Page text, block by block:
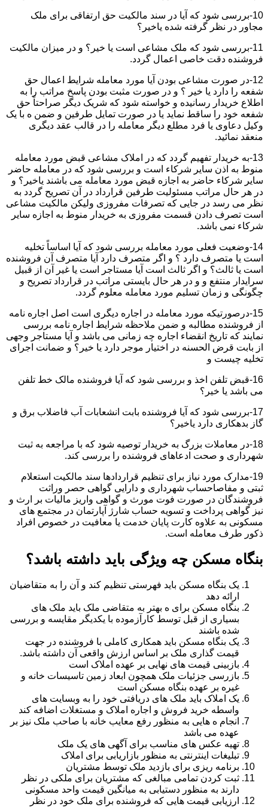
10-بررسی شود که آیا در سند مالکیت حق ارتفاقی برای ملک
مجاور در نظر گرفته شده یاخیر؟
11-بررسی شود که ملک مشاعی است یا خیر؟ و در میزان مالکیت
فروشنده دقت خاصی اعمال گردد.
12-در صورت مشاعی بودن آیا مورد معامله شرایط اعمال حق
شفعه را دارد یا خیر ؟ و در صورت مثبت بودن پاسخ مراتب را به
اطلاع خریدار رسانیده و خواسته شود که شریک دیگر صراحتاً حق
شفعه خود را ساقط نماید یا در صورت تمایل طرفین و ضمن ه با یک
وکیل دعاوی یا فرد مطلع دیگر معامله را در قالب عقد دیگری
منعقد نمائید.
13-به خریدار تفهیم گردد که در املاک مشاعی قبض مورد معامله
منوط به اذن سایر شرکاء است و بررسی شود که در معامله حاضر
سایر شرکاء حاضر به اجازه قبض مورد معامله می باشند یاخیر؟ و
در هر حال مراتب مسئولیت طرفین قرارداد در آن تصریح گردد به
نظر می رسد در جایی که تصرفات مفروزی ولیکن مالکیت مشاعی
است تصرف دادن قسمت مفروزی به خریدار منوط به اجازه سایر
شرکاء نمی باشد.
14-وضعیت فعلی مورد معامله بررسی شود که آیا اساساً تخلیه
است یا متصرف دارد ؟ و اگر متصرف دارد آیا متصرف آن فروشنده
است یا ثالث؟ و اگر ثالث است آیا مستاجر است یا غیر آن از قبیل
سرایدار منتفع و و در هر حال بایستی مراتب در قرارداد تصریح و
چگونگی و زمان تسلیم مورد معامله معلوم گردد.
15-درصورتیکه مورد معامله در اجاره دیگری است اصل اجاره نامه
از فروشنده مطالبه و ضمن ملاحظه شرایط اجاره نامه بررسی
نمایند که تاریخ انقضاء اجاره چه زمانی می باشد و آیا مستاجر وجهی
از بابت قرض الحسنه در اختیار موجر دارد یا خیر؟ و ضمانت اجرای
تخلیه چیست و
16-قبض تلفن اخذ و بررسی شود که آیا فروشنده مالک خط تلفن
می باشد یا خیر؟
17-بررسی شود که آیا فروشنده بابت انشعابات آب فاضلاب برق و
گاز بدهکاری دارد یاخیر؟
18-در معاملات بزرگ به خریدار توصیه شود که با مراجعه به ثبت
شهرداری و صحت ادعاهای فروشنده را بررسی کند.
19-مدارک مورد نیاز برای تنظیم قراردادها سند مالکیت استعلام
ثبتی و مفاصاحساب شهرداری و دارایی گواهی حصر وراثت
فروشندگان در صورت فوت مورث و گواهی واریز مالیات بر ارث و
نیز گواهی پرداخت و تسویه حساب شارژ آپارتمان در مجتمع های
مسکونی به علاوه کارت پایان خدمت یا معافیت در خصوص افراد
ذکور طرف معامله است.
بنگاه مسکن چه ویژگی باید داشته باشد؟
یک بنگاه مسکن باید فهرستی تنظیم کند و آن را به متقاضیان
ارائه دهد
بنگاه مسکن برای ه بهتر به متقاضی ملک باید ملک های
بسیاری از قبل توسط کارآزموده با یکدیگر مقایسه و بررسی
شده باشند
یک بنگاه مسکن باید همکاری کاملی با فروشنده در جهت
قیمت گذاری ملک بر اساس ارزش واقعی آن داشته باشد.
بازبینی قیمت های نهایی بر عهده املاک است
بازرسی جزئیات ملک همچون ابعاد زمین تاسیسات خانه و
غیره بر عهده بنگاه مسکن است
یک املاک باید ملک های دریافتی خود را به وبسایت های
واسطه خرید فروش و اجاره املاک و مستغلات اضافه کند
انجام ه هایی به منظور رفع معایب خانه با صاحب ملک نیز بر
عهده می باشد
تهیه عکس های مناسب برای آگهی های یک ملک
تبلیغات اینترنتی به منظور بازاریابی برای املاک
برنامه ریزی برای بازدید ملک توسط مشتریان
ثبت کردن تمامی مبالغی که مشتریان برای ملکی در نظر
دارند به منظور دستیابی به میانگین قیمت واحد مسکونی
ارزیابی قیمت هایی که فروشنده برای ملک خود در نظر